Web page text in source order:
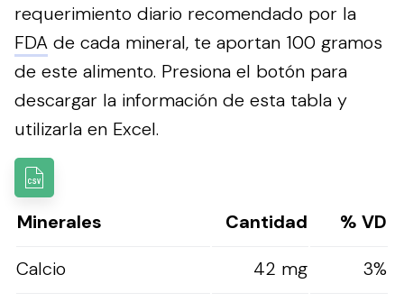
requerimiento diario recomendado por la
FDA de cada mineral, te aportan 100 gramos
de este alimento. Presiona el botón para
descargar la información de esta tabla y
utilizarla en Excel.
Minerales Cantidad
% VD
Calcio
42 mg
3%